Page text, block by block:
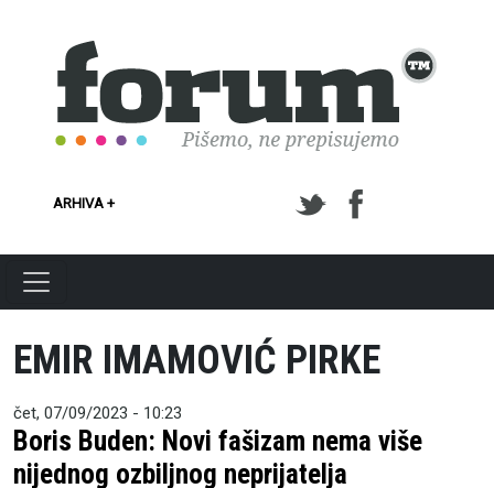
ARHIVA +
EMIR IMAMOVIĆ PIRKE
čet, 07/09/2023 - 10:23
Boris Buden: Novi fašizam nema više
nijednog ozbiljnog neprijatelja